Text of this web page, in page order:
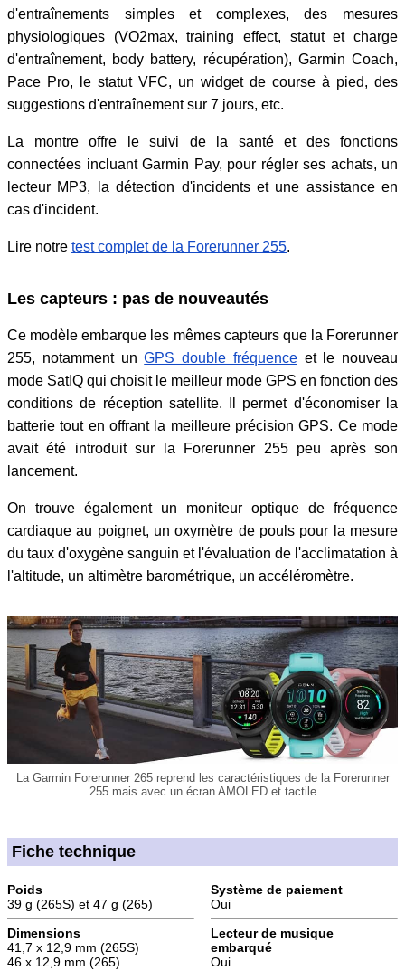
d'entraînements simples et complexes, des mesures
physiologiques (VO2max, training effect, statut et charge
d'entraînement, body battery, récupération), Garmin Coach,
Pace Pro, le statut VFC, un widget de course à pied, des
suggestions d'entraînement sur 7 jours, etc.
La montre offre le suivi de la santé et des fonctions
connectées incluant Garmin Pay, pour régler ses achats, un
lecteur MP3, la détection d'incidents et une assistance en
cas d'incident.
Lire notre test complet de la Forerunner 255.
Les capteurs : pas de nouveautés
Ce modèle embarque les mêmes capteurs que la Forerunner
255, notamment unGPS double fréquenceet le nouveau
mode SatIQ qui choisit le meilleur mode GPS en fonction des
conditions de réception satellite. Il permet d'économiser la
batterie tout en offrant la meilleure précision GPS. Ce mode
avait été introduit sur la Forerunner 255 peu après son
lancement.
On trouve également un moniteur optique de fréquence
cardiaque au poignet, un oxymètre de pouls pour la mesure
du taux d'oxygène sanguin et l'évaluation de l'acclimatation à
l'altitude, un altimètre barométrique, un accéléromètre.
La Garmin Forerunner 265 reprend les caractéristiques de la Forerunner
255 mais avec un écran AMOLED et tactile
Fiche technique
Poids
39 g (265S) et 47 g (265)
Dimensions
41,7 x 12,9 mm (265S)
46 x 12,9 mm (265)
Système de paiement
Oui
Lecteur de musique
embarqué
Oui